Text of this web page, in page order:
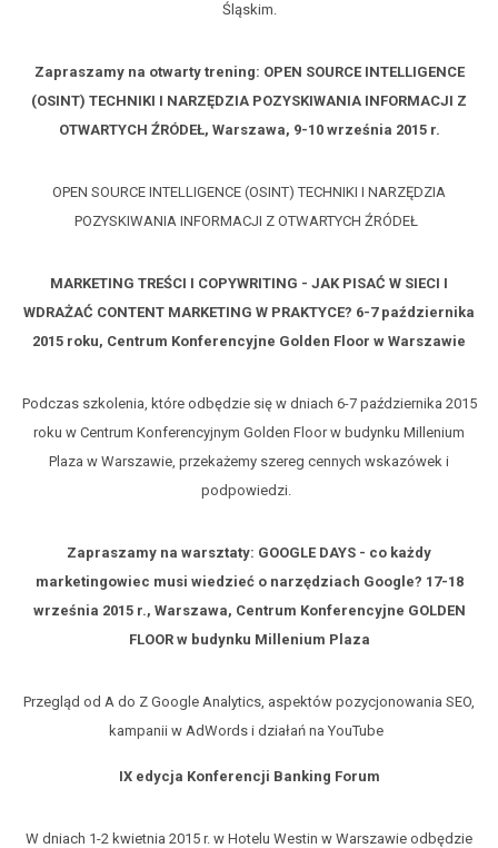
Śląskim.
Zapraszamy na otwarty trening: OPEN SOURCE INTELLIGENCE
(OSINT) TECHNIKI I NARZĘDZIA POZYSKIWANIA INFORMACJI Z
OTWARTYCH ŹRÓDEŁ, Warszawa, 9-10 września 2015 r.
OPEN SOURCE INTELLIGENCE (OSINT) TECHNIKI I NARZĘDZIA
POZYSKIWANIA INFORMACJI Z OTWARTYCH ŹRÓDEŁ
MARKETING TREŚCI I COPYWRITING - JAK PISAĆ W SIECI I
WDRAŻAĆ CONTENT MARKETING W PRAKTYCE? 6-7 października
2015 roku, Centrum Konferencyjne Golden Floor w Warszawie
Podczas szkolenia, które odbędzie się w dniach 6-7 października 2015
roku w Centrum Konferencyjnym Golden Floor w budynku Millenium
Plaza w Warszawie, przekażemy szereg cennych wskazówek i
podpowiedzi.
Zapraszamy na warsztaty: GOOGLE DAYS - co każdy
marketingowiec musi wiedzieć o narzędziach Google? 17-18
września 2015 r., Warszawa, Centrum Konferencyjne GOLDEN
FLOOR w budynku Millenium Plaza
Przegląd od A do Z Google Analytics, aspektów pozycjonowania SEO,
kampanii w AdWords i działań na YouTube
IX edycja Konferencji Banking Forum
W dniach 1-2 kwietnia 2015 r. w Hotelu Westin w Warszawie odbędzie